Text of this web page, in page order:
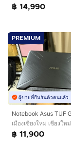
฿ 14,990
PREMIUM
ผู้ขายที่ยืนยันตัวตนแล้ว
เมืองเชียงใหม่ เชียงใหม่
฿ 11,900